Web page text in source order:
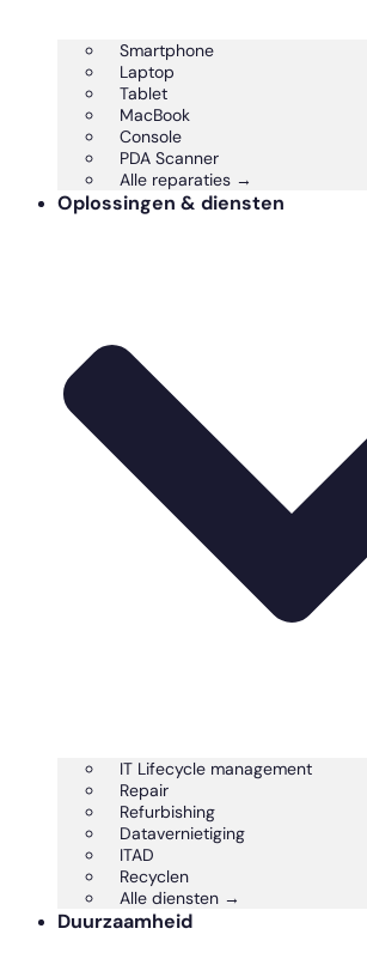
Smartphone
Laptop
Tablet
MacBook
Console
PDA Scanner
Alle reparaties →
Oplossingen & diensten
IT Lifecycle management
Repair
Refurbishing
Datavernietiging
ITAD
Recyclen
Alle diensten →
Duurzaamheid